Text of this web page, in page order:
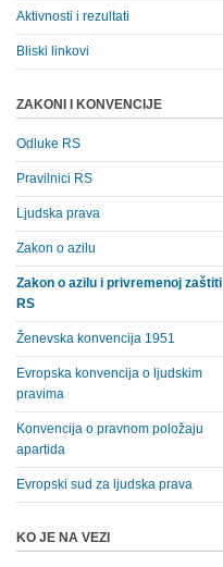
Aktivnosti i rezultati
Bliski linkovi
ZAKONI I KONVENCIJE
Odluke RS
Pravilnici RS
Ljudska prava
Zakon o azilu
Zakon o azilu i privremenoj zaštiti
RS
Ženevska konvencija 1951
Evropska konvencija o ljudskim
pravima
Konvencija o pravnom položaju
apartida
Evropski sud za ljudska prava
KO JE NA VEZI